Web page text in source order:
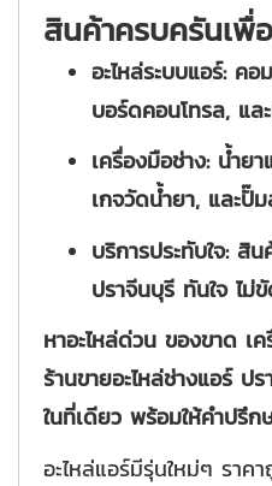
สินค้าครบครันเพื่
อะไหล่ระบบแอร์:คอม
บอร์ดคอนโทรล, แ
เครื่องมือช่าง:น้ำยา
เกจวัดน้ำยา, และ
บริการประทับใจ:สิน
ปราจีนบุรี ทันใจ ไม่
หาอะไหล่ด่วน ของขาด เ
ร้านขายอะไหล่ช่างแอร์ ป
ในที่เดียว พร้อมให้คำปรึ
อะไหล่แอร์มีรุ่นใหม่ๆ รา